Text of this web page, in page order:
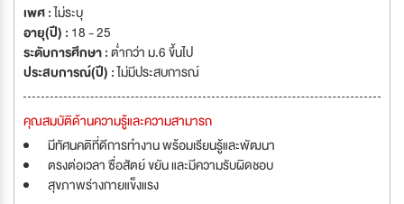
เพศ :ไม่ระบุ
อายุ(ปี) : 18 - 25
ระดับการศึกษา :ต่ำกว่า ม.6 ขึ้นไป
ประสบการณ์(ปี) :ไม่มีประสบการณ์
คุณสมบัติด้านความรู้และความสามารถ
มีทัศนคติที่ดีการทำงาน พร้อมเรียนรู้และพัฒนา
ตรงต่อเวลา ซื่อสัตย์ ขยัน และมีความรับผิดชอบ
สุขภาพร่างกายแข็งแรง